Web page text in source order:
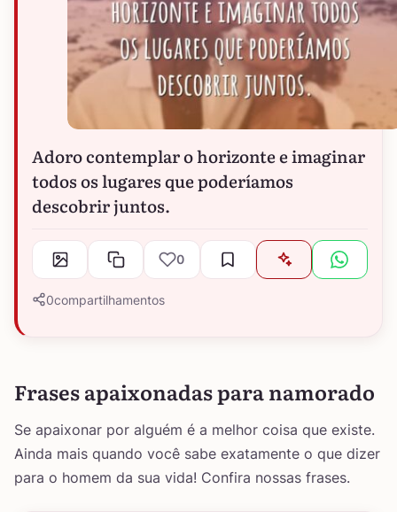
Adoro contemplar o horizonte e imaginar
todos os lugares que poderíamos
descobrir juntos.
0
0compartilhamentos
Frases apaixonadas para namorado
Se apaixonar por alguém é a melhor coisa que existe.
Ainda mais quando você sabe exatamente o que dizer
para o homem da sua vida! Confira nossas frases.